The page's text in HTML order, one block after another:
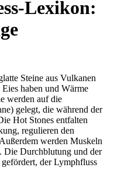
Lexikon:
Steine aus Vulkanen
haben und Wärme
werden auf die
gelegt, die während der
Hot Stones entfalten
regulieren den
werden Muskeln
Die Durchblutung und der
der Lymphfluss